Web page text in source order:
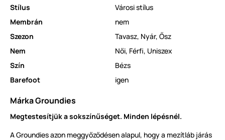
Stílus
Városi stílus
Membrán
nem
Szezon
Tavasz, Nyár, Ősz
Nem
Női, Férfi, Uniszex
Szín
Bézs
Barefoot
igen
Márka Groundies
Megtestesítjük a sokszínűséget. Minden lépésnél.
A Groundies azon meggyőződésen alapul, hogy a mezítláb járás